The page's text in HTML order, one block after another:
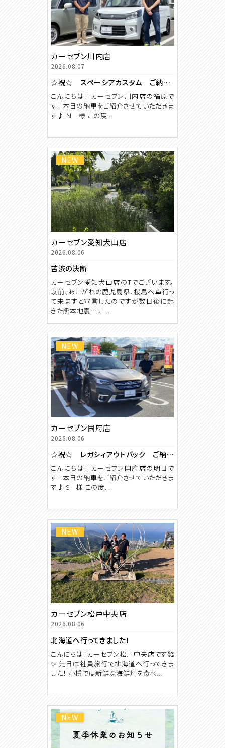
カーセブン川内店
2026.08.07
☆祝☆ スペーシアカスタム ご納車 【カーセブン川内店】
こんにちは！ カーセブン川内店の福原で
す！ 本日の納車をご紹介させていただきま
す♪ Ｎ 様 この度...
NEW
カーセブン愛知犬山店
2026.08.06
苦渋の決断
カーセブン愛知犬山店のTでございます。
以前、あこがれの鹿児島県、桜島へ⛰️行っ
て来ますと宣言したのですが数日後に起
きた熊本地震… こ...
NEW
カーセブン国府店
2026.08.06
☆祝☆ レガシィアウトバック ご納車 【カーセブン国府店】
こんにちは！ カーセブン国府店の明日で
す！ 本日の納車をご紹介させていただきま
す♪ S 様 この度...
NEW
カーセブン松戸中央店
2026.08.06
北海道へ行ってきました！
こんにちは！カーセブン松戸中央店です🥰
✨ 先日は社員旅行で北海道へ行ってきま
した！ 小樽では新鮮な海鮮丼を食べ...
NEW